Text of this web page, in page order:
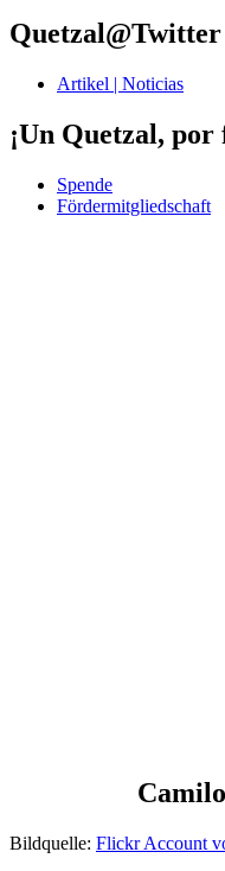
Quetzal@Twitter
Artikel | Noticias
¡Un Quetzal, por
Spende
Fördermitgliedschaft
Bildquelle: Flickr Account